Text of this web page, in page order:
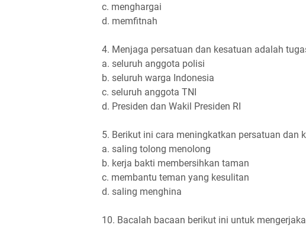
c. menghargai
d. memfitnah
4. Menjaga persatuan dan kesatuan adalah
a. seluruh anggota polisi
b. seluruh warga Indonesia
c. seluruh anggota TNI
d. Presiden dan Wakil Presiden RI
5. Berikut ini cara meningkatkan persatuan dan
a. saling tolong menolong
b. kerja bakti membersihkan taman
c. membantu teman yang kesulitan
d. saling menghina
10. Bacalah bacaan berikut ini untuk